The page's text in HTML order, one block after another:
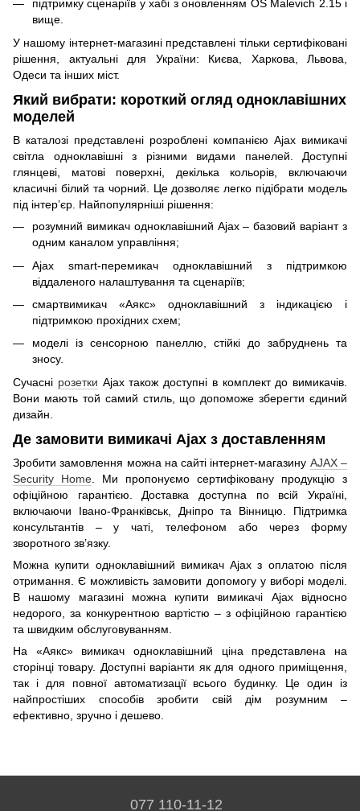
підтримку сценаріїв у хабі з оновленням OS Malevich 2.15 і
вище.
У нашому інтернет-магазині представлені тільки сертифіковані
рішення, актуальні для України: Києва, Харкова, Львова,
Одеси та інших міст.
Який вибрати: короткий огляд одноклавішних
моделей
В каталозі представлені розроблені компанією Ajax вимикачі
світла одноклавішні з різними видами панелей. Доступні
глянцеві, матові поверхні, декілька кольорів, включаючи
класичні білий та чорний. Це дозволяє легко підібрати модель
під інтер’єр. Найпопулярніші рішення:
розумний вимикач одноклавішний Ajax – базовий варіант з
одним каналом управління;
Ajax smart-перемикач одноклавішний з підтримкою
віддаленого налаштування та сценаріїв;
смартвимикач «Аякс» одноклавішний з індикацією і
підтримкою прохідних схем;
моделі із сенсорною панеллю, стійкі до забруднень та
зносу.
Сучасні розетки Ajax також доступні в комплект до вимикачів.
Вони мають той самий стиль, що допоможе зберегти єдиний
дизайн.
Де замовити вимикачі Ajax з доставленням
Зробити замовлення можна на сайті інтернет-магазину AJAX –
Security Home. Ми пропонуємо сертифіковану продукцію з
офіційною гарантією. Доставка доступна по всій Україні,
включаючи Івано-Франківськ, Дніпро та Вінницю. Підтримка
консультантів – у чаті, телефоном або через форму
зворотного зв’язку.
Можна купити одноклавішний вимикач Ajax з оплатою після
отримання. Є можливість замовити допомогу у виборі моделі.
В нашому магазині можна купити вимикачі Ajax відносно
недорого, за конкурентною вартістю – з офіційною гарантією
та швидким обслуговуванням.
На «Аякс» вимикач одноклавішний ціна представлена на
сторінці товару. Доступні варіанти як для одного приміщення,
так і для повної автоматизації всього будинку. Це один із
найпростіших способів зробити свій дім розумним –
ефективно, зручно і дешево.
077 110-11-12